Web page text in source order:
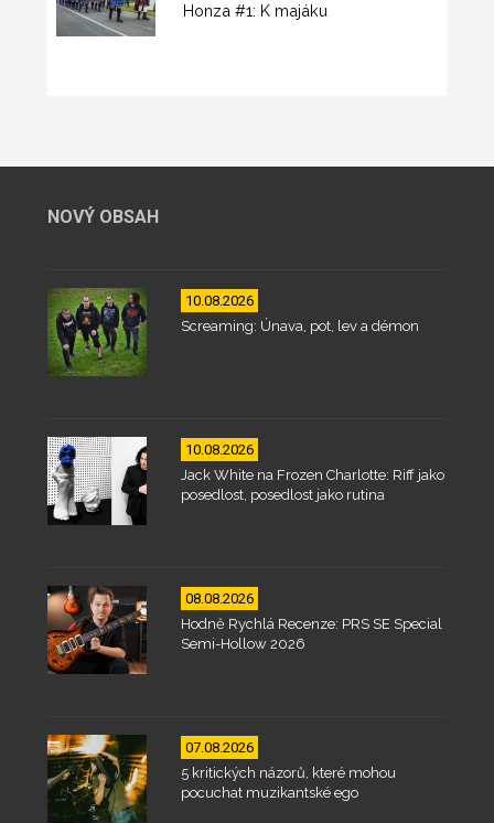
Honza #1: K majáku
NOVÝ OBSAH
10.08.2026
Screaming: Únava, pot, lev a démon
10.08.2026
Jack White na Frozen Charlotte: Riff jako
posedlost, posedlost jako rutina
08.08.2026
Hodně Rychlá Recenze: PRS SE Special
Semi-Hollow 2026
07.08.2026
5 kritických názorů, které mohou
pocuchat muzikantské ego